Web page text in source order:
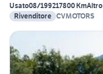
Usato08/199217800 KmAltro
Rivenditore CVMOTORS